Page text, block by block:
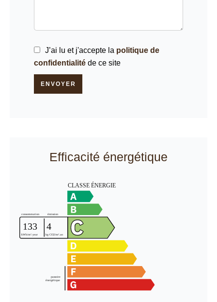
J’ai lu et j'accepte la politique de
confidentialité de ce site
ENVOYER
Efficacité énergétique